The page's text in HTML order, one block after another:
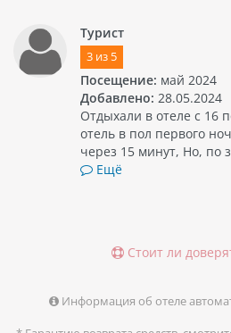
Турист
3из 5
Посещение: май 2024
Добавлено: 28.05.2024
Отдыхали в отеле с 16
отель в пол первого
через 15 минут, Но, по
Ещё
Стоит ли
Информация об отеле